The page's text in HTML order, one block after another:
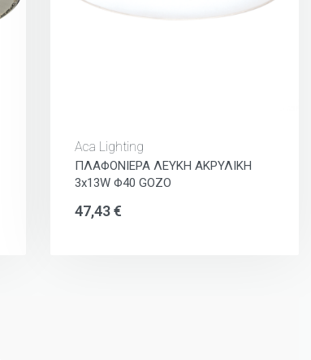
Aca Lighting
ΠΛΑΦΟΝΙΕΡΑ ΛΕΥΚΗ ΑΚΡΥΛΙΚΗ
3x13W Φ40 GOZO
47,43€